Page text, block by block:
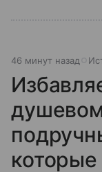
46 минут назад
которые